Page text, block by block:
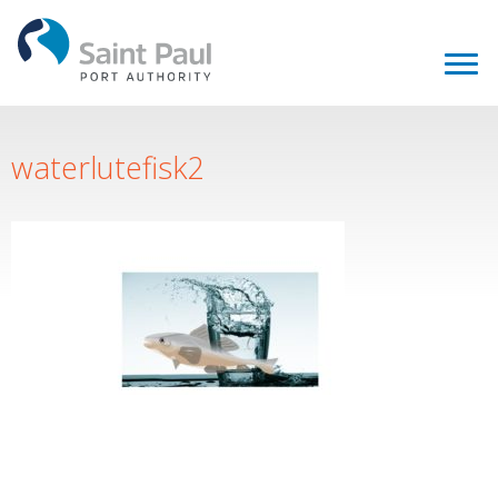
waterlutefisk2